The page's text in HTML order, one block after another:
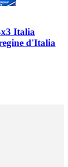
Italia
d'Italia